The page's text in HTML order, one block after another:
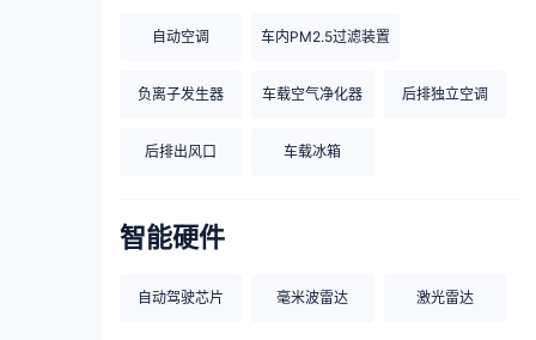
自动空调 车内PM2.5过滤装置
负离子发生器 车载空气净化器 后排独立空调
后排出风口 车载冰箱
智能硬件
自动驾驶芯片 毫米波雷达 激光雷达